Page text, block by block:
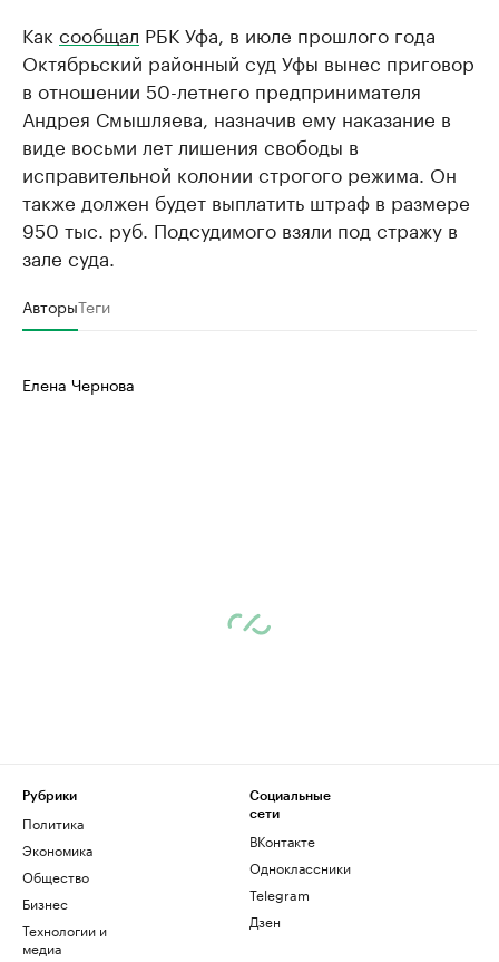
Как сообщал РБК Уфа, в июле прошлого года
Октябрьский районный суд Уфы вынес приговор
в отношении 50-летнего предпринимателя
Андрея Смышляева, назначив ему наказание в
виде восьми лет лишения свободы в
исправительной колонии строгого режима. Он
также должен будет выплатить штраф в размере
950 тыс. руб. Подсудимого взяли под стражу в
зале суда.
АвторыТеги
Елена Чернова
Рубрики
Политика
Экономика
Общество
Бизнес
Технологии и
медиа
Социальные
сети
ВКонтакте
Одноклассники
Telegram
Дзен